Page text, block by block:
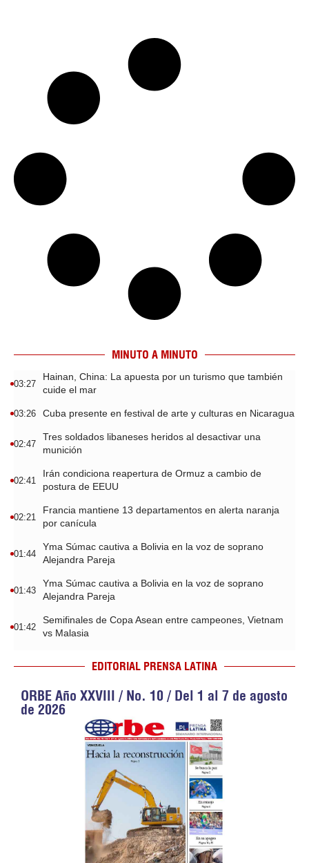
MINUTO A MINUTO
03:27
Hainan, China: La apuesta por un turismo que también
cuide el mar
03:26 Cuba presente en festival de arte y culturas en Nicaragua
02:47
Tres soldados libaneses heridos al desactivar una
munición
02:41
Irán condiciona reapertura de Ormuz a cambio de
postura de EEUU
02:21
Francia mantiene 13 departamentos en alerta naranja
por canícula
01:44
Yma Súmac cautiva a Bolivia en la voz de soprano
Alejandra Pareja
01:43
Yma Súmac cautiva a Bolivia en la voz de soprano
Alejandra Pareja
01:42
Semifinales de Copa Asean entre campeones, Vietnam
vs Malasia
EDITORIAL PRENSA LATINA
ORBE Año XXVIII / No. 10 / Del 1 al 7 de agosto
de 2026